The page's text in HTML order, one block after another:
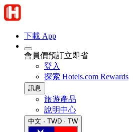
下載 App
會員價預訂立即省
登入
探索 Hotels.com Rewards
訊息
旅遊產品
說明中心
中文 · TWD · TW